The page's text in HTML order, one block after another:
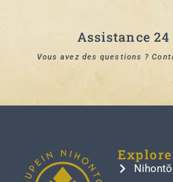
Assistance
Vous avez des questions ?
Nihontō